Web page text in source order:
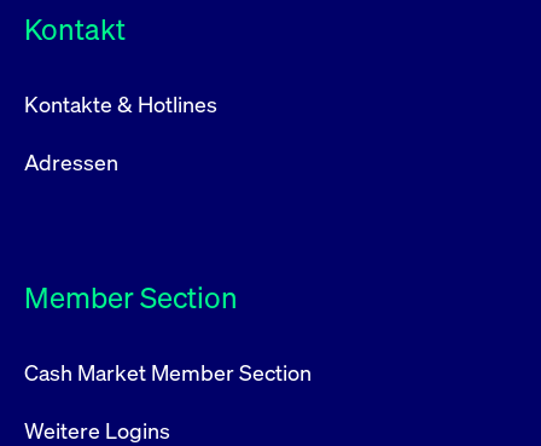
Kontakt
Kontakte & Hotlines
Adressen
Member Section
Cash Market Member Section
Weitere Logins